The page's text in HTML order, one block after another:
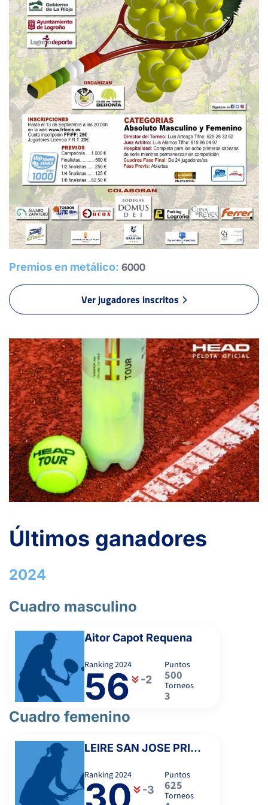
REDONDO PEREIRA, S.
-
FERRER CHUECA, A. 66
PEREZ DE SAN ROMAN D, I.
RET 03
RUIZ SAENZ, M. 13
BURGOS NEILA, J. 66
MARTIN NIETO, G.
GOMEZ NALDA, A. 66
RUIZ RODRIGUEZ, I.
RET 10
CRESPO RUIZ, G.
-
MARQUES BENITO, M.
-
-
ARAYA PORTA, A.
CÉSAR PORRAS, J.
ROJAS HERNANDEZ, N.
ESTEVE MÉNDEZ, O. 66
GUTIERREZ IMAZ, C. 01
KNIESE JAUREGUI, L.
WO
IBAÑEZ CONDE, J.
GUTIERREZ SAIZ, B. 76
KNIESE JAUREGUI, L. 64
RET
Premios en metálico: 6000
Ver jugadores inscritos
Últimos ganadores
2024
Cuadro masculino
Aitor Capot Requena
Ranking2024
56 -2
Puntos
500
Torneos
3
Cuadro femenino
LEIRE SAN JOSE PRIETO
Ranking2024
-3
Puntos
625
Torneos